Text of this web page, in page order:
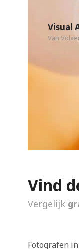
Visual
Van
Vind
Vergelijk
Fotografen